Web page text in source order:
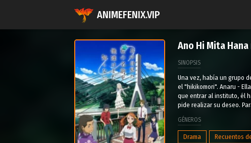
ANIMEFENIX.VIP
Ano Hi Mita
SINOPSIS
Una vez, había un grupo
el "hikikomori". Anaru -
que entrar al instituto, él
pide realizar su deseo.
GÉNEROS
Drama Recuentos